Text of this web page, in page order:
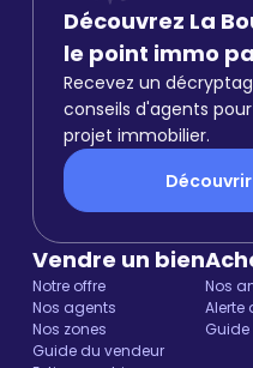
Découvrez La
le point immo
Recevez un
conseils d'agents
projet immobilier.
Vendre un bien
Notre offre
Nos agents
Nos zones
Guide du vendeur
Nos
Alerte